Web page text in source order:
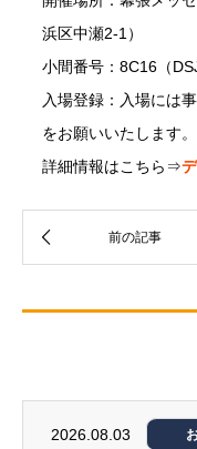
浜区中瀬2-1）
小間番号：8C16（
入場登録：入場には
をお願いいたします。
詳細情報はこちら⇒
2026.08.03